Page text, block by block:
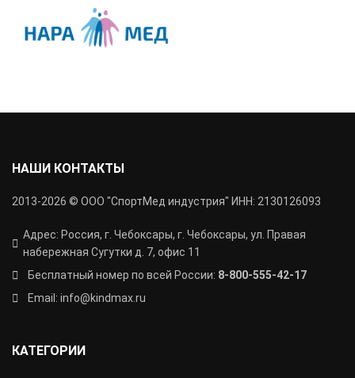
НАШИ КОНТАКТЫ
2013-2026 © ООО "СпортМед индустрия" ИНН: 2130126093
Адрес: Россия, г. Чебоксары, г. Чебоксары, ул. Правая
набережная Сугутки д. 7, офис 11
Бесплатный номер по всей России: 8-800-555-42-17
Email: info@kindmax.ru
КАТЕГОРИИ